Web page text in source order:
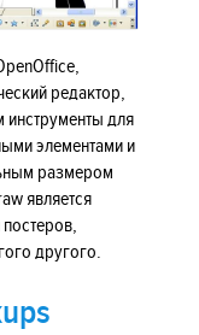
редактор,
инструменты для
элементами и
размером
является
другого.